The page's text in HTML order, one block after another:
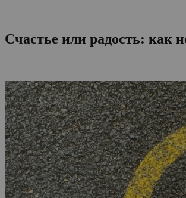
Счастье или радость: как